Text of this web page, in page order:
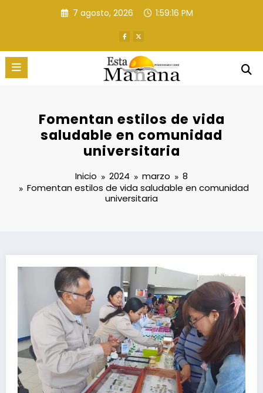
7 agosto, 2026 1:59:17 PM
Fomentan estilos de vida
saludable en comunidad
universitaria
Inicio 2024 marzo
8
Fomentan estilos de vida saludable en comunidad
universitaria